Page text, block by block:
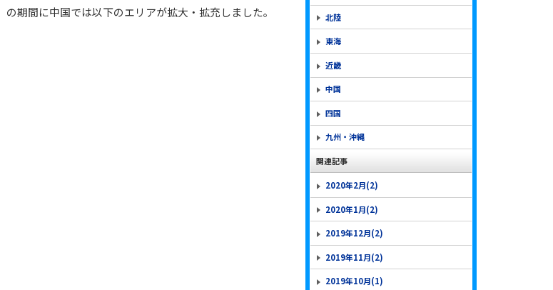
の期間に中国では以下のエリアが拡大・拡充しました。 北陸
東海
近畿
中国
四国
九州・沖縄
関連記事
2020年2月(2)
2020年1月(2)
2019年12月(2)
2019年11月(2)
2019年10月(1)